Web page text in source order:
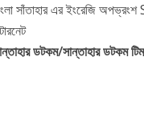
সাঁতাহার এর ইংরেজি
ডটকম/সান্তাহার ডটকম